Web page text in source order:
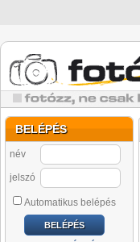
BELÉPÉS
név
jelszó
Automatikus belépés